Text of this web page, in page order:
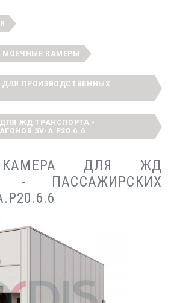
КАМЕРЫ
ПРОИЗВОДСТВЕННЫХ
ЖД ТРАНСПОРТА -
SV-A.P20.6.6
КАМЕРА ДЛЯ ЖД
- ПАССАЖИРСКИХ